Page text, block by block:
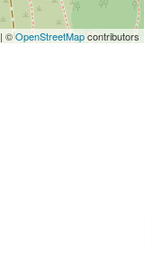
| ©OpenStreetMapcontributors